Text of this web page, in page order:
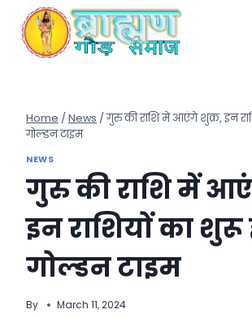
content
Home / News / गुरु की राशि में आएंगे शुक्र, इन
गोल्‍डन टाइम
NEWS
गुरु की राशि में
इन राशियों का शुरू
गोल्‍डन टाइम
By March 11, 2024